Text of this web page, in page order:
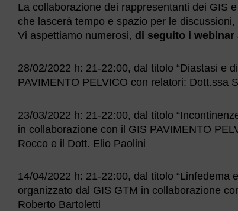
La collaborazione dei rappresentanti dei GIS
che lascerà tempo e spazio per le
Vi aspettiamo numerosi, di seguito i
28/02/2022 h: 21-22:00, dal titolo “Diastasi e
PAVIMENTO PELVICO con relatori: Dott.ssa
23/03/2022 h: 21-22:00, dal titolo
in collaborazione con il GIS PAVIMENTO
Rocco e il Dott. Elio Paolini
14/04/2022 h: 21-22:00, dal titolo “Linfedema
organizzato dal GIS GTM in collaborazione
Roberto Bartoletti